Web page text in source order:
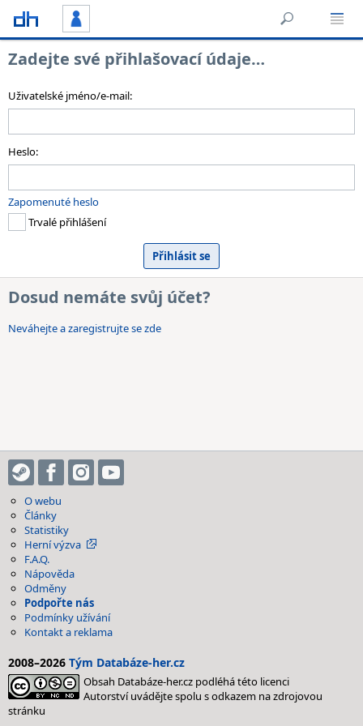
Zadejte své přihlašovací údaje…
Uživatelské jméno/e-mail:
Heslo:
Zapomenuté heslo
Trvalé přihlášení
Dosud nemáte svůj účet?
Neváhejte a zaregistrujte se zde
O webu
Články
Statistiky
Herní výzva
F.A.Q.
Nápověda
Odměny
Podpořte nás
Podmínky užívání
Kontakt a reklama
2008–2026 Tým Databáze-her.cz
Obsah Databáze-her.cz podléhá této licenci
Autorství uvádějte spolu s odkazem na zdrojovou
stránku